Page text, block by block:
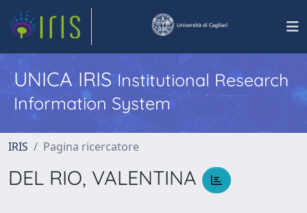
UNICA IRISInstitutional Research
Information System
IRIS Pagina ricercatore
DEL RIO, VALENTINA